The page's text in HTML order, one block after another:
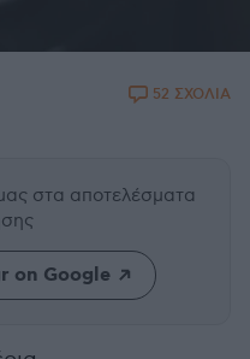
52 ΣΧΟΛΙΑ
στα αποτελέσματα
on Google